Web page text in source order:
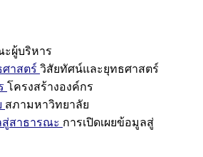
ผู้บริหาร
าสตร์ วิสัยทัศน์และยุทธศาสตร์
โครงสร้างองค์กร
สภามหาวิทยาลัย
สู่สาธารณะ การเปิดเผยข้อมูลสู่